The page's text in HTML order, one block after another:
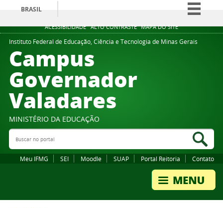
ACESSIBILIDADE ALTO CONTRASTE MAPA DO SITE
BRASIL
Simplifique!
Comunica BR
Instituto Federal de Educação, Ciência e Tecnologia de Minas Gerais
Campus
Governador
Valadares
MINISTÉRIO DA EDUCAÇÃO
Buscar no portal
Meu IFMG SEI Moodle SUAP Portal Reitoria Contato